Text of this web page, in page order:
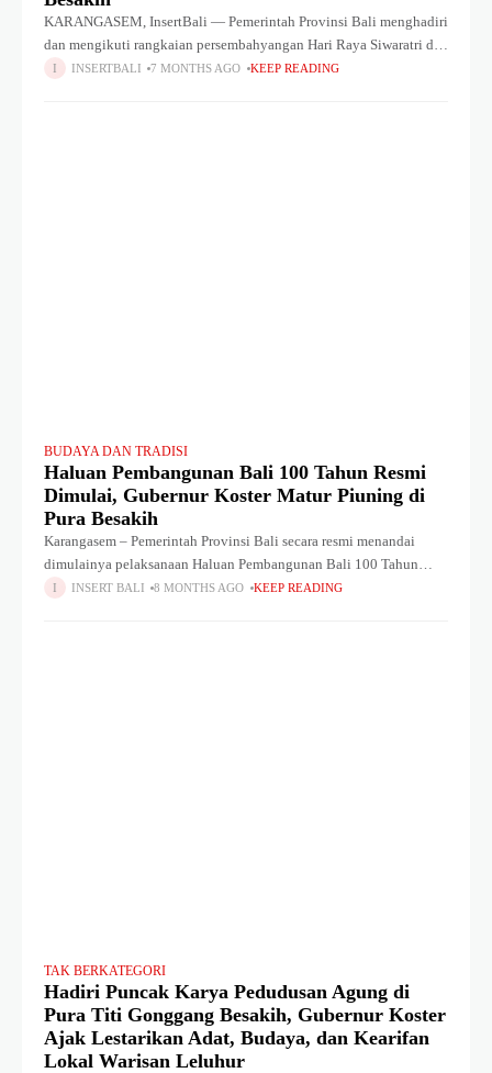
KARANGASEM, InsertBali — Pemerintah Provinsi Bali menghadiri
dan mengikuti rangkaian persembahyangan Hari Raya Siwaratri di
Pura Agung Besakih, Karangasem, Sabtu (17/1). Kehadiran tersebut
INSERTBALI 7 MONTHS AGO KEEP READING
BUDAYA DAN TRADISI
Haluan Pembangunan Bali 100 Tahun Resmi
Dimulai, Gubernur Koster Matur Piuning di
Pura Besakih
Karangasem – Pemerintah Provinsi Bali secara resmi menandai
dimulainya pelaksanaan Haluan Pembangunan Bali 100 Tahun
2025–2125 melalui prosesi sakral Matur Piuning di Pura Agung
INSERT BALI 8 MONTHS AGO KEEP READING
TAK BERKATEGORI
Hadiri Puncak Karya Pedudusan Agung di
Pura Titi Gonggang Besakih, Gubernur Koster
Ajak Lestarikan Adat, Budaya, dan Kearifan
Lokal Warisan Leluhur